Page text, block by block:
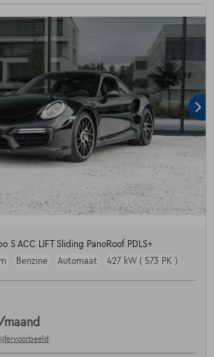
S ACC LIFT Sliding PanoRoof PDLS+
Benzine Automaat 427 kW ( 573 PK )